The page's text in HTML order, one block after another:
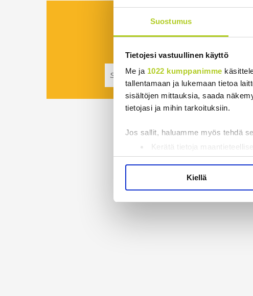
Suostumus
Tietojesi vastuullinen käyttö
Me ja 1022 kumppanimme
tallentamaan ja lukemaan tietoa
sisältöjen mittauksia, saada
tietojasi ja mihin tarkoituksiin.
Jos sallit, haluamme myös tehdä
Kerätä tietoja
Tunnistaa laitteesi
Lue lisää siitä, miten
Käytämme evästeitä
ja kävijämäärämme
kumppaneillemme tietoja siitä,
Kiellä
Viidesti viikossa
koostettu